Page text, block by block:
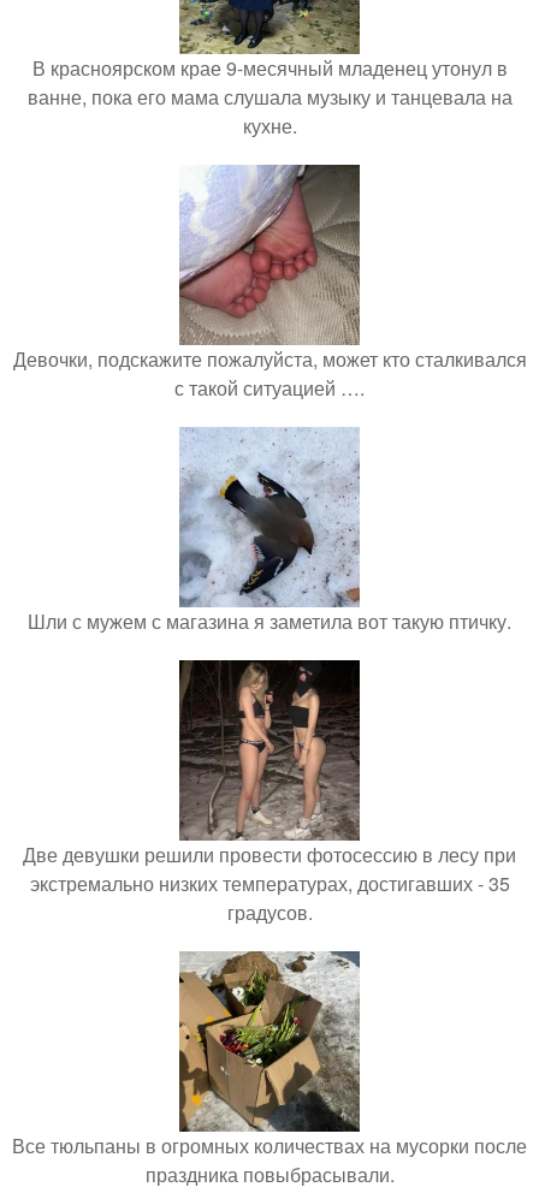
В красноярском крае 9-месячный младенец утонул в
ванне, пока его мама слушала музыку и танцевала на
кухне.
Девочки, подскажите пожалуйста, может кто сталкивался
с такой ситуацией ….
Шли с мужем с магазина я заметила вот такую птичку.
Две девушки решили провести фотосессию в лесу при
экстремально низких температурах, достигавших - 35
градусов.
Все тюльпаны в огромных количествах на мусорки после
праздника повыбрасывали.